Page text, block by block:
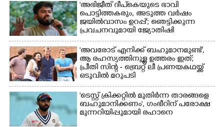
'അഭിജീത് ദീപ്‌കെയുടെ ഭാവി
പൊട്ടിത്തകരും, അടുത്ത വർഷം
ജയിൽവാസം ഉറപ്പ്'; ഞെട്ടിക്കുന്ന
പ്രവചനവുമായി ജ്യോതിഷി
'അവരോട് എനിക്ക് ബഹുമാനമുണ്ട്',​
ആ രഹസ്യത്തിനുള്ള ഉത്തരം ഇത്;
പ്രീതി സിന്റ - ബ്രെറ്റ് ലീ പ്രണയകഥയ്ക്ക്
ഒടുവിൽ മറുപടി
'ടെസ്റ്റ് ക്രിക്കറ്റിൽ മുതിർന്ന താരങ്ങളെ
ബഹുമാനിക്കണം', ഗംഭീറിന് പരോക്ഷ
മുന്നറിയിപ്പുമായി രഹാനെ